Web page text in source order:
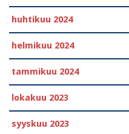
huhtikuu 2024
helmikuu 2024
tammikuu 2024
lokakuu 2023
syyskuu 2023